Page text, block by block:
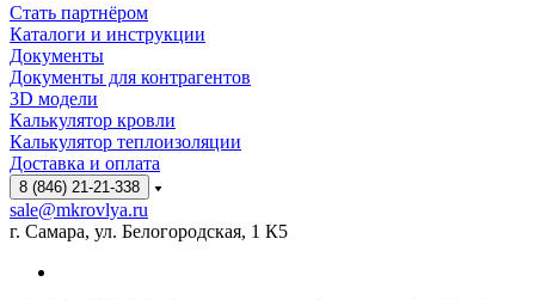
Стать партнёром
Каталоги и инструкции
Документы
Документы для контрагентов
3D модели
Калькулятор кровли
Калькулятор теплоизоляции
Доставка и оплата
8 (846) 21-21-338
sale@mkrovlya.ru
г. Самара, ул. Белогородская, 1 К5